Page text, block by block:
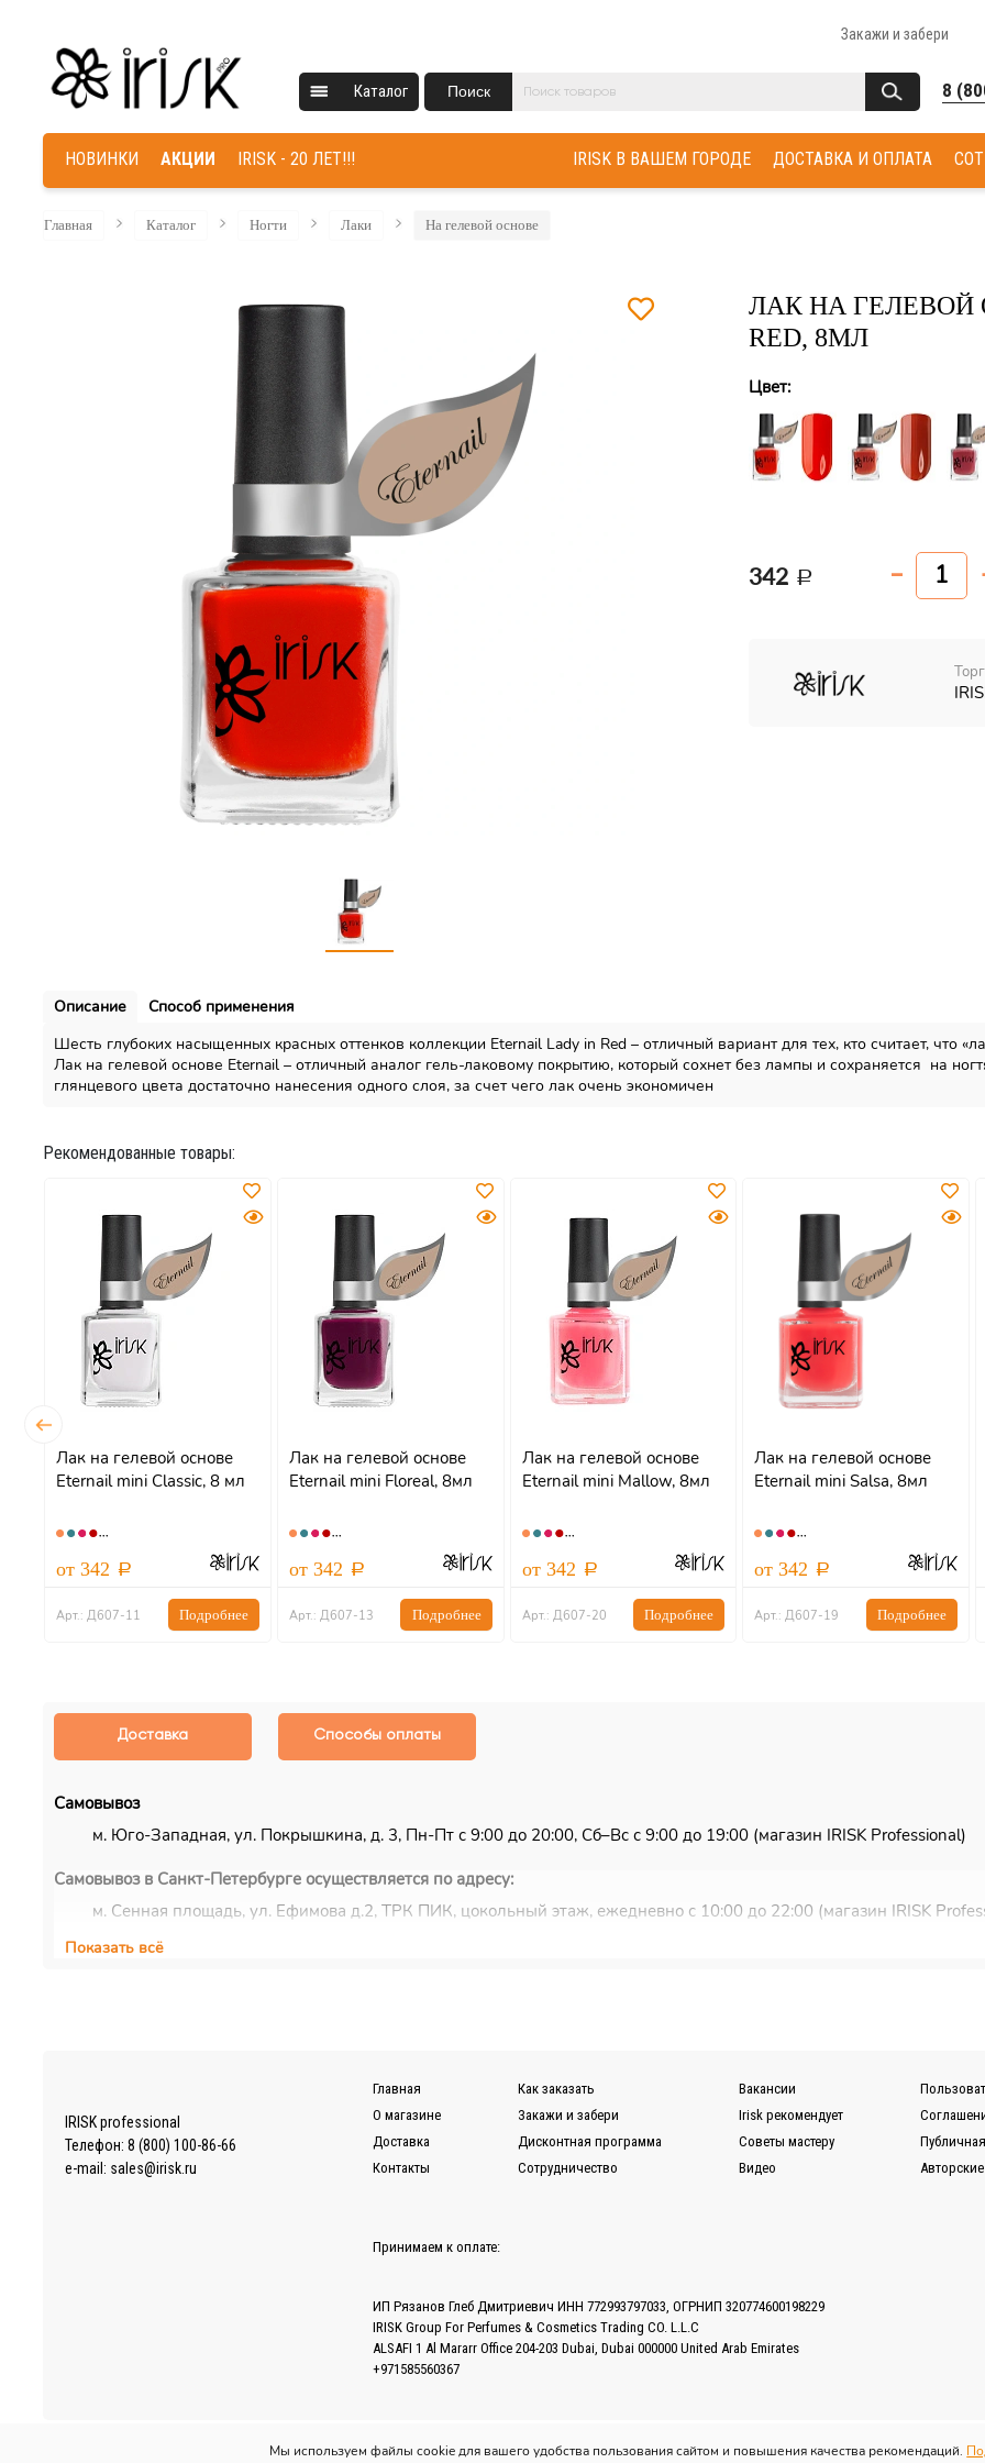
Закажи и забери
Каталог Поиск 8
НОВИНКИ АКЦИИ IRISK - 20 ЛЕТ!!! ДОСТАВКА И ОПЛАТА
IRISK В ВАШЕМ ГОРОДЕ
Главная Каталог Ногти Лаки На гелевой основе
ЛАК НА ГЕЛЕВОЙ
RED, 8МЛ
Цвет:
342
Описание
Способ применения
Шесть глубоких насыщенных красных оттенков коллекции Eternail Lady in Red – отличный вариант для тех, кто считает, что
Лак на гелевой основе Eternail – отличный аналог гель-лаковому покрытию, который сохнет без лампы и сохраняется на
глянцевого цвета достаточно нанесения одного слоя, за счет чего лак очень экономичен
Рекомендованные товары:
Лак на гелевой основе
Eternail mini Classic, 8 мл
от 342
Арт.: Д607-11 Подробнее
Лак на гелевой основе
Eternail mini Floreal, 8мл
от 342
Арт.: Д607-13 Подробнее
Лак на гелевой основе
Eternail mini Mallow, 8мл
от 342
Арт.: Д607-20 Подробнее
Лак на гелевой основе
Eternail mini Salsa, 8мл
от 342
Арт.: Д607-19 Подробнее
Доставка Способы оплаты
Самовывоз
м. Юго-Западная, ул. Покрышкина, д. 3, Пн-Пт с 9:00 до 20:00, Сб–Вс с 9:00 до 19:00 (магазин IRISK Professional)
Самовывоз в Санкт-Петербурге осуществляется по адресу:
м. Сенная площадь, ул. Ефимова д.2, ТРК ПИК, цокольный этаж, ежедневно с 10:00 до 22:00 (магазин IRISK
Курьерская доставка
Более подробно ознакомиться с условиями доставки заказов вы можете в разделе
Доставка.
Показать всё
IRISK professional
Телефон: 8 (800) 100-86-66
e-mail: sales@irisk.ru
Главная
О магазине
Доставка
Контакты
Как заказать
Закажи и забери
Дисконтная программа
Сотрудничество
Вакансии
Irisk рекомендует
Советы мастеру
Видео
Принимаем к оплате:
ИП Рязанов Глеб Дмитриевич ИНН 772993797033, ОГРНИП 320774600198229
IRISK Group For Perfumes & Cosmetics Trading CO. L.L.C
ALSAFI 1 Al Mararr Office 204-203 Dubai, Dubai 000000 United Arab Emirates
+971585560367
Мы используем файлы cookie для вашего удобства пользования сайтом и повышения качества рекомендаций.